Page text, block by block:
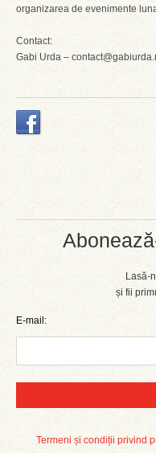
Lasă-
și fii
E-mail:
Termeni și condiții privind
organizarea de evenimente
Contact:
Gabi Urda –